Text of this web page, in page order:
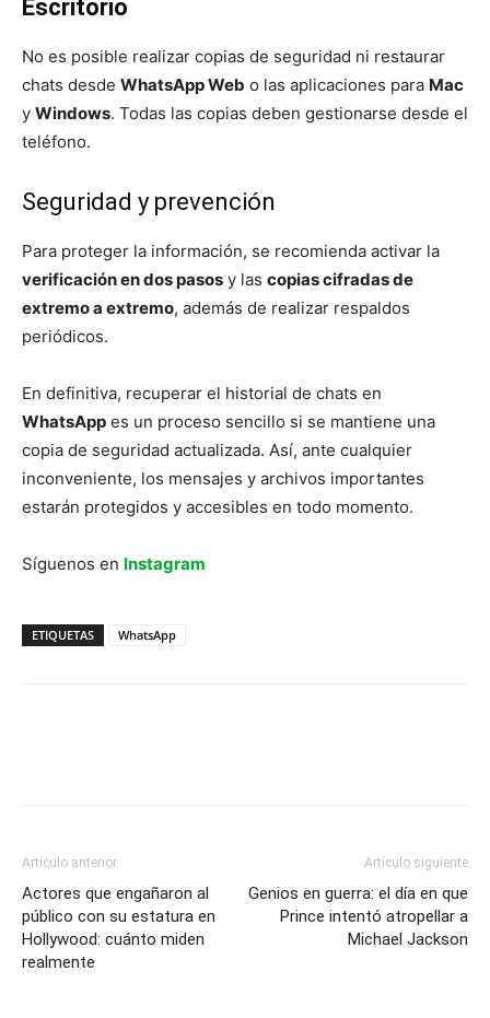
Escritorio
No es posible realizar copias de seguridad ni restaurar
chats desde WhatsApp Web o las aplicaciones para Mac
y Windows. Todas las copias deben gestionarse desde el
teléfono.
Seguridad y prevención
Para proteger la información, se recomienda activar la
verificación en dos pasos y las copias cifradas de
extremo a extremo, además de realizar respaldos
periódicos.
En definitiva, recuperar el historial de chats en
WhatsApp es un proceso sencillo si se mantiene una
copia de seguridad actualizada. Así, ante cualquier
inconveniente, los mensajes y archivos importantes
estarán protegidos y accesibles en todo momento.
Síguenos en Instagram
ETIQUETAS WhatsApp
Artículo anterior
Actores que engañaron al
público con su estatura en
Hollywood: cuánto miden
realmente
Artículo siguiente
Genios en guerra: el día en que
Prince intentó atropellar a
Michael Jackson